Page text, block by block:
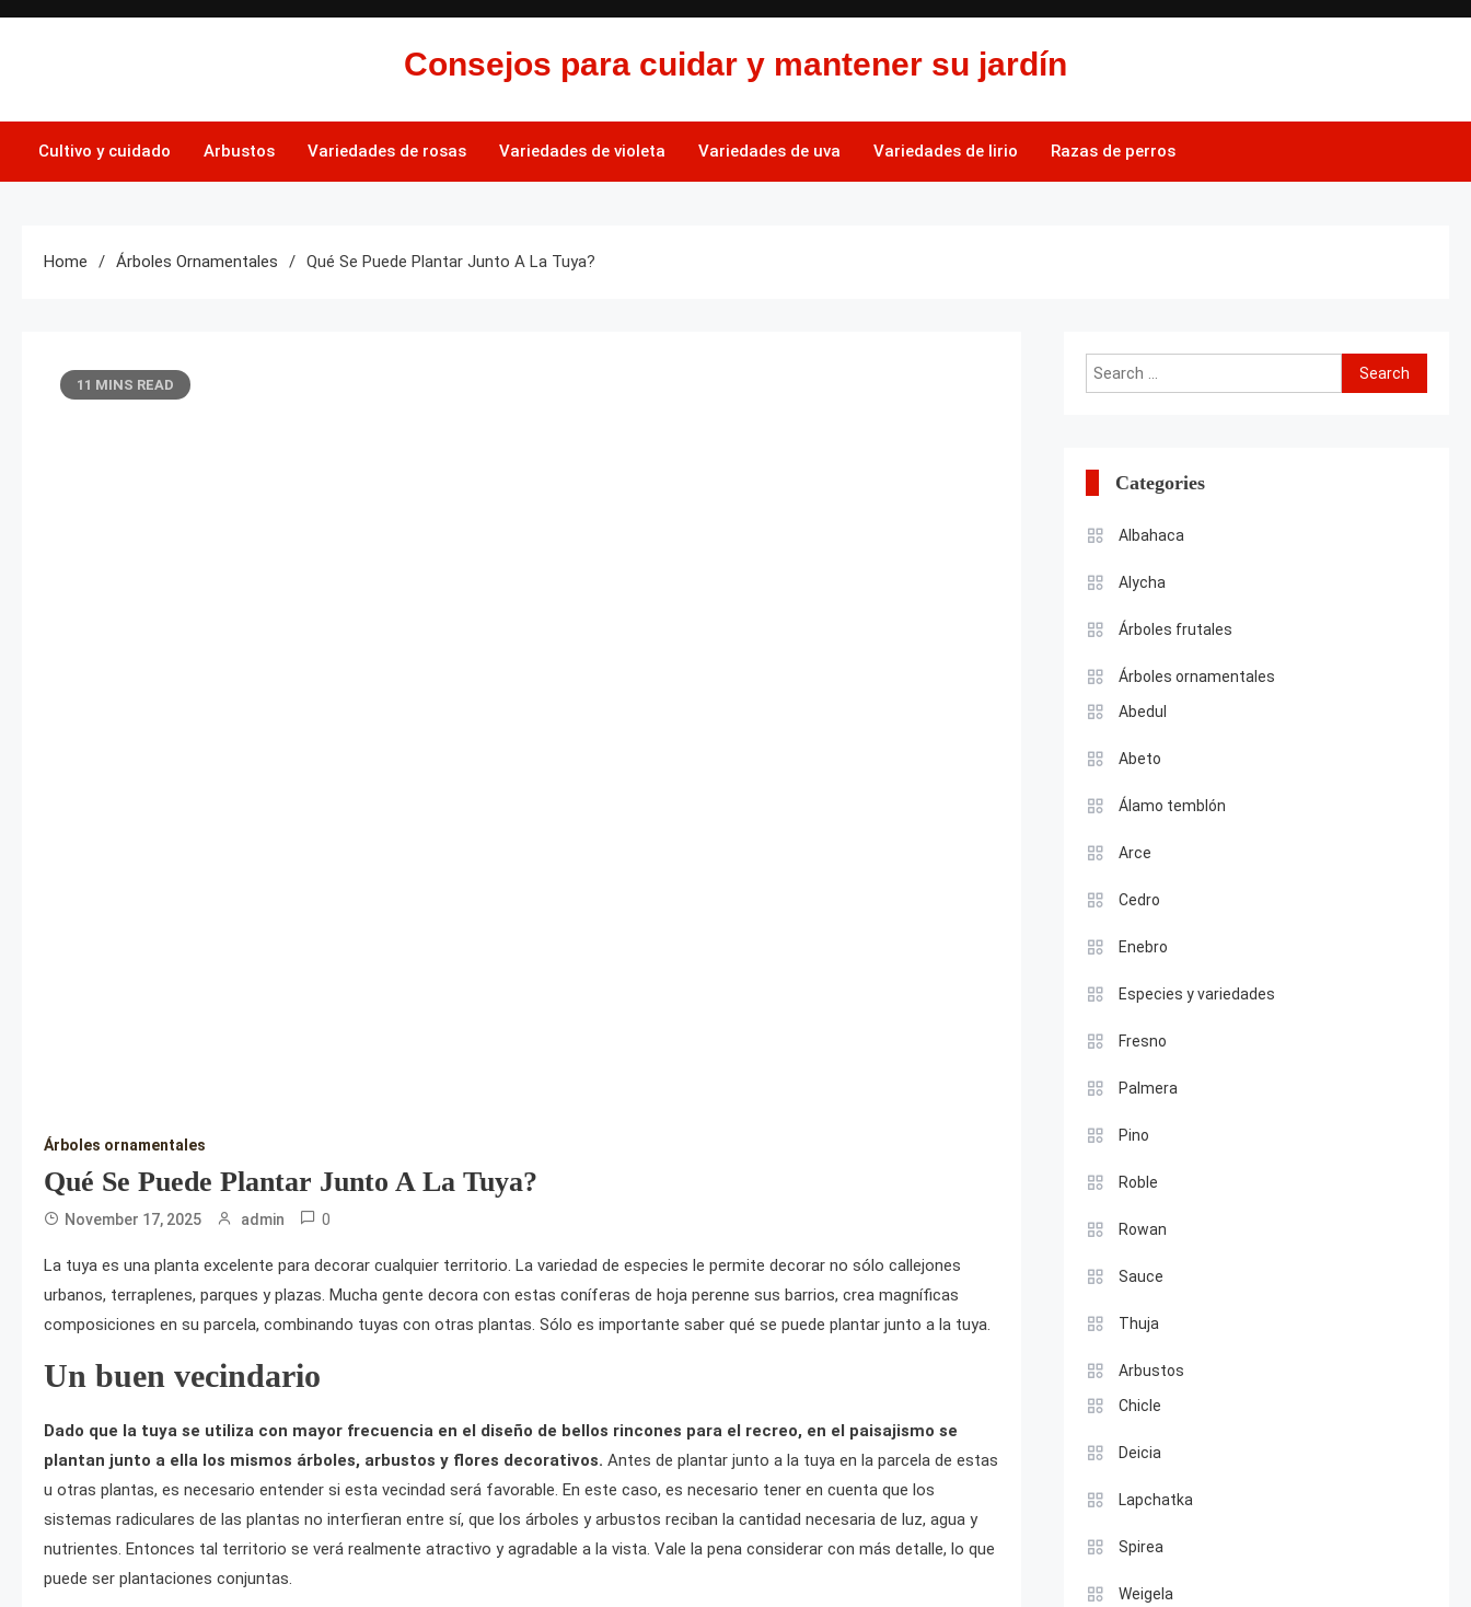
Skip
Consejos para cuidar y mantener su jardín
Cultivo y cuidado Arbustos Variedades de rosas Variedades de violeta Variedades de uva Variedades de lirio Razas de perros
Home Árboles Ornamentales Qué Se Puede Plantar Junto A La Tuya?
11 MINS READ
Árboles ornamentales
Qué Se Puede Plantar Junto A La Tuya?
November 17, 2025 admin 0
La tuya es una planta excelente para decorar cualquier territorio. La variedad de especies le permite decorar no sólo callejones
urbanos, terraplenes, parques y plazas. Mucha gente decora con estas coníferas de hoja perenne sus barrios, crea magníficas
composiciones en su parcela, combinando tuyas con otras plantas. Sólo es importante saber qué se puede plantar junto a la tuya.
Un buen vecindario
Dado que la tuya se utiliza con mayor frecuencia en el diseño de bellos rincones para el recreo, en el paisajismo se
plantan junto a ella los mismos árboles, arbustos y flores decorativos. Antes de plantar junto a la tuya en la parcela de estas
u otras plantas, es necesario entender si esta vecindad será favorable. En este caso, es necesario tener en cuenta que los
sistemas radiculares de las plantas no interfieran entre sí, que los árboles y arbustos reciban la cantidad necesaria de luz, agua y
nutrientes. Entonces tal territorio se verá realmente atractivo y agradable a la vista. Vale la pena considerar con más detalle, lo que
puede ser plantaciones conjuntas.
Search
for:
Categories
Albahaca
Alycha
Árboles frutales
Árboles ornamentales
Abedul
Abeto
Álamo temblón
Arce
Cedro
Enebro
Especies y variedades
Fresno
Palmera
Pino
Roble
Rowan
Sauce
Thuja
Arbustos
Chicle
Deicia
Lapchatka
Spirea
Weigela